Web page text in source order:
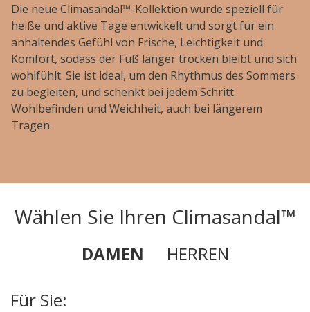
Die neue Climasandal™-Kollektion wurde speziell für
heiße und aktive Tage entwickelt und sorgt für ein
anhaltendes Gefühl von Frische, Leichtigkeit und
Komfort, sodass der Fuß länger trocken bleibt und sich
wohlfühlt. Sie ist ideal, um den Rhythmus des Sommers
zu begleiten, und schenkt bei jedem Schritt
Wohlbefinden und Weichheit, auch bei längerem
Tragen.
Wählen Sie Ihren Climasandal™
Für Sie:
DAMEN HERREN